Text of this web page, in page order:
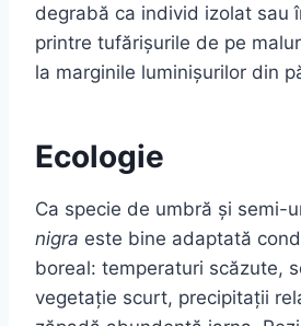
degrabă ca individ izolat sau
printre tufărișurile de pe
la marginile luminișurilor din
Ecologie
Ca specie de umbră și semi-
nigra este bine adaptată
boreal: temperaturi scăzute,
vegetație scurt, precipitații